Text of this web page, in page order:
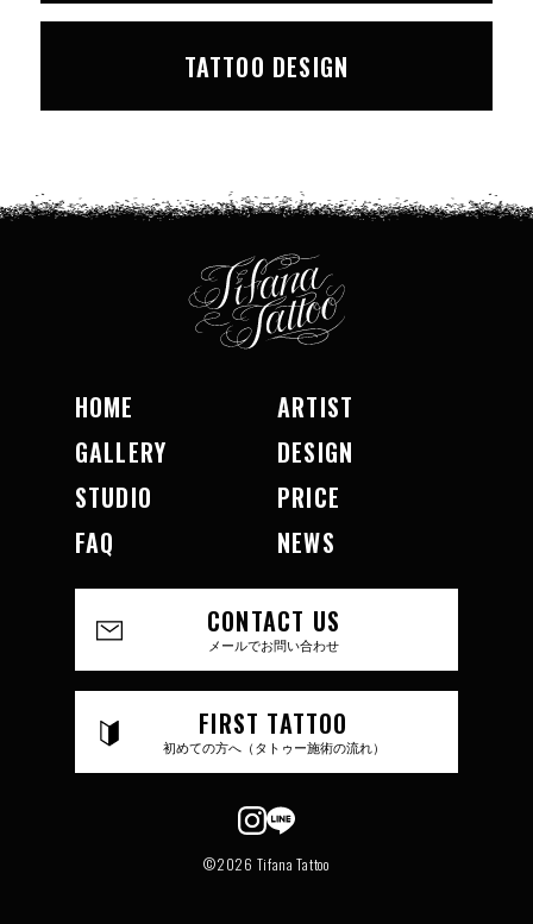
TATTOO DESIGN
HOME
ARTIST
GALLERY
DESIGN
STUDIO
PRICE
FAQ
NEWS
CONTACT US
メールでお問い合わせ
FIRST TATTOO
初めての方へ（タトゥー施術の流れ）
©2026 Tifana Tattoo